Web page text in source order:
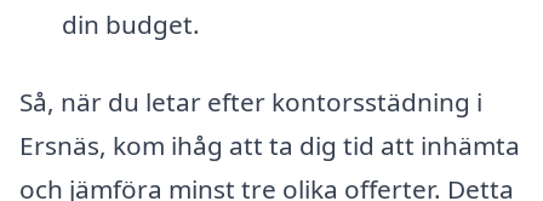
din budget.
Så, när du letar efter kontorsstädning i
Ersnäs, kom ihåg att ta dig tid att inhämta
och jämföra minst tre olika offerter. Detta